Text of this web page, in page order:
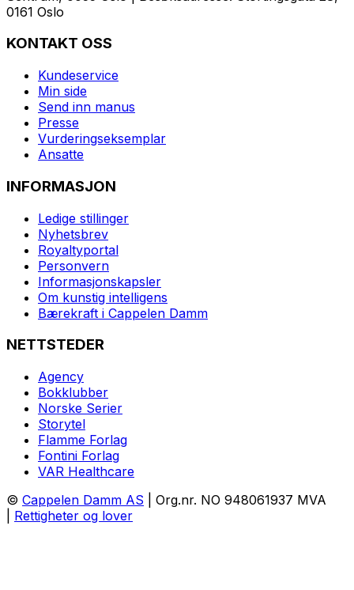
0161 Oslo
KONTAKT OSS
Kundeservice
Min side
Send inn manus
Presse
Vurderingseksemplar
Ansatte
INFORMASJON
Ledige stillinger
Nyhetsbrev
Royaltyportal
Personvern
Informasjonskapsler
Om kunstig intelligens
Bærekraft i Cappelen Damm
NETTSTEDER
Agency
Bokklubber
Norske Serier
Storytel
Flamme Forlag
Fontini Forlag
VAR Healthcare
© Cappelen Damm AS | Org.nr. NO 948061937 MVA
Rettigheter og lover